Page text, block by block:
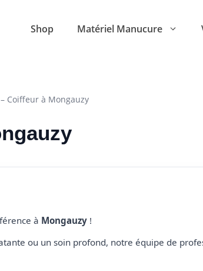
Shop Matériel Manucure
Coiffeur à Mongauzy
à Mongauzy !
ou un soin profond, notre équipe de